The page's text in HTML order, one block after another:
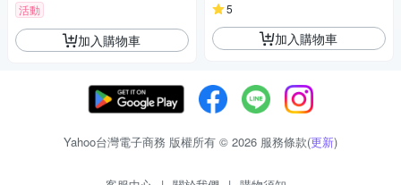
活動
加入購物車
5
加入購物車
Yahoo台灣電子商務 版權所有 © 2026 服務條款(更新)